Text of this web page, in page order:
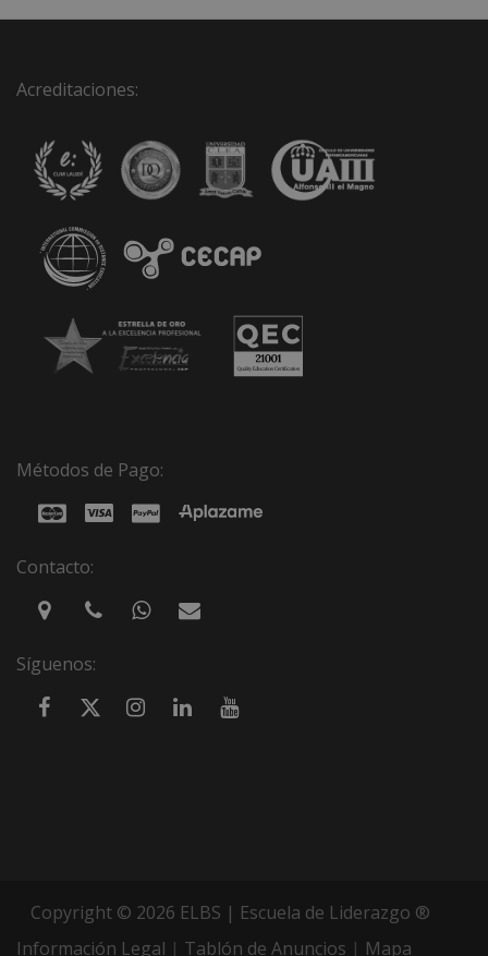
Acreditaciones:
Métodos de Pago:
Contacto:
Síguenos:
Copyright © 2026 ELBS | Escuela de Liderazgo ®
Información Legal | Tablón de Anuncios | Mapa